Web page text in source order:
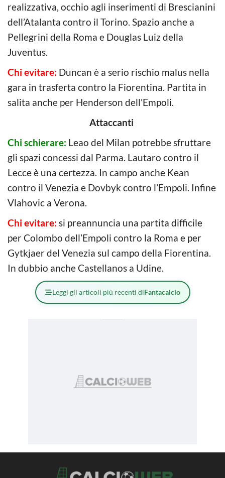
realizzativa, occhio agli inserimenti di Brescianini
dell’Atalanta contro il Torino. Spazio anche a
Pellegrini della Roma e Douglas Luiz della
Juventus.
Chi evitare: Duncan è a serio rischio malus nella
gara in trasferta contro la Fiorentina. Partita in
salita anche per Henderson dell’Empoli.
Attaccanti
Chi schierare: Leao del Milan potrebbe sfruttare
gli spazi concessi dal Parma. Lautaro contro il
Lecce è una certezza. In campo anche Kean
contro il Venezia e Dovbyk contro l’Empoli. Infine
Vlahovic a Verona.
Chi evitare: si preannuncia una partita difficile
per Colombo dell’Empoli contro la Roma e per
Gytkjaer del Venezia sul campo della Fiorentina.
In dubbio anche Castellanos a Udine.
Leggi gli articoli più recenti diFantacalcio